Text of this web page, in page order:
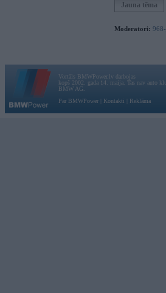
Jauna tēma
Moderatori:
Vortāls BMWPower.lv darbojas
kopš 2002. gada 14. maija. Tas nav auto
BMW AG.
Par BMWPower
Kontakti Reklāma